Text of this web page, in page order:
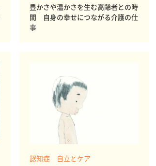
豊かさや温かさを生む高齢者との時
間 自身の幸せにつながる介護の仕
事
認知症 自立とケア